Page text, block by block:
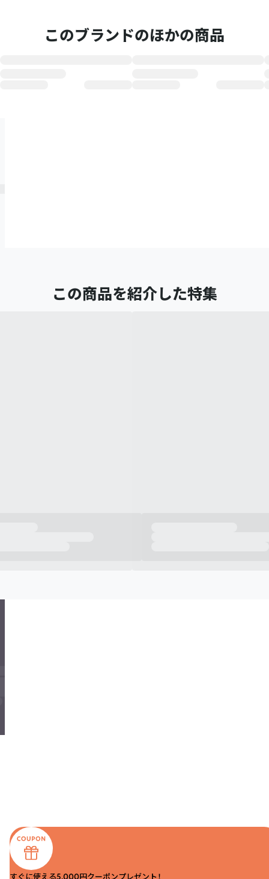
このブランドのほかの商品
この商品を紹介した特集
すぐに使える5,000円クーポンプレゼント！